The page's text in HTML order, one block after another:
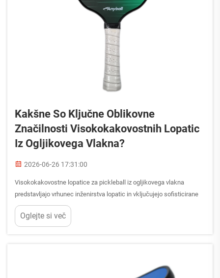
Kakšne So Ključne Oblikovne
Značilnosti Visokokakovostnih Lopatic
Iz Ogljikovega Vlakna?
2026-06-26 17:31:00
Visokokakovostne lopatice za pickleball iz ogljikovega vlakna
predstavljajo vrhunec inženirstva lopatic in vključujejo sofisticirane
oblikovne značilnosti, ki neposredno vplivajo na igralčevo zmogljivost
na igrišču. Razumevanje teh ključnih oblikovnih elementov je
Oglejte si več